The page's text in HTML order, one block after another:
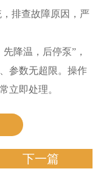
排查故障原因，严
降温，后停泵”，
参数无超限。操作
立即处理。
下一篇